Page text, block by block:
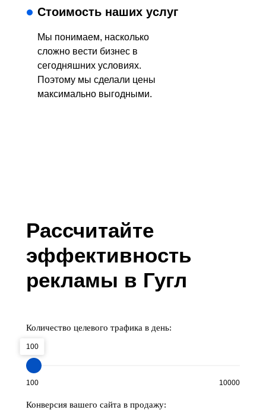
Стоимость наших услуг
Мы понимаем, насколько
сложно вести бизнес в
сегодняшних условиях.
Поэтому мы сделали цены
максимально выгодными.
Рассчитайте
эффективность
рекламы в Гугл
Количество целевого трафика в день:
100
100 10000
Конверсия вашего сайта в продажу: